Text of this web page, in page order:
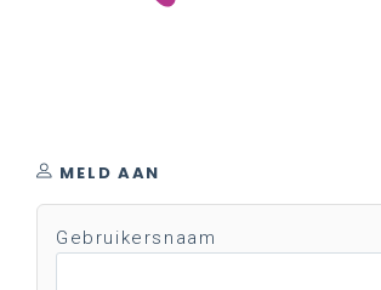
MELD AAN
Gebruikersnaam